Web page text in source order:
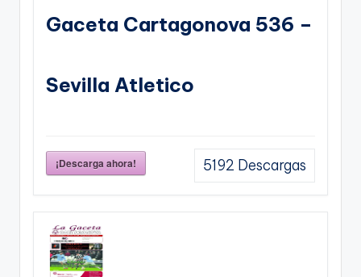
Gaceta Cartagonova 536 –
Sevilla Atletico
¡Descarga ahora! 5192 Descargas